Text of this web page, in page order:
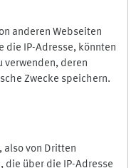
anderen Webseiten
die IP-Adresse, könnten
verwenden, deren
Zwecke speichern.
also von Dritten
die über die IP-Adresse